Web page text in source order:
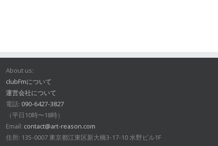
About us:
clubFmについて
運営会社について
電話: 090-6427-3827
（平日10時〜18時）
Email: contact@art-reason.com
住所: 135-0007 東京都江東区新大橋3-17-10 水野ビル1F